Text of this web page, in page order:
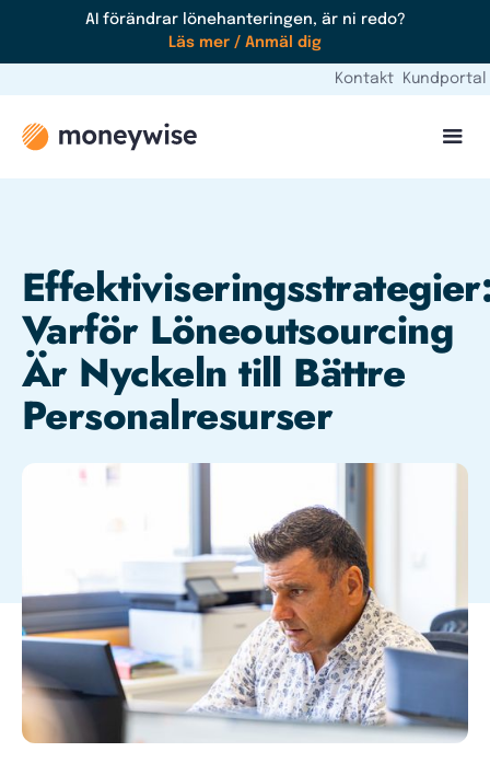
AI förändrar lönehanteringen, är ni redo?
Läs mer / Anmäl dig
Kontakt Kundportal
Varför Löneoutsourcing
Är Nyckeln till Bättre
Personalresurser